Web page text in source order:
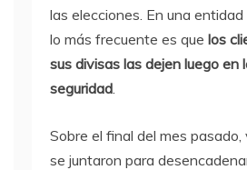
las elecciones. En una
lo más frecuente es que los
sus divisas las dejen luego en
seguridad.
Sobre el final del mes
se juntaron para